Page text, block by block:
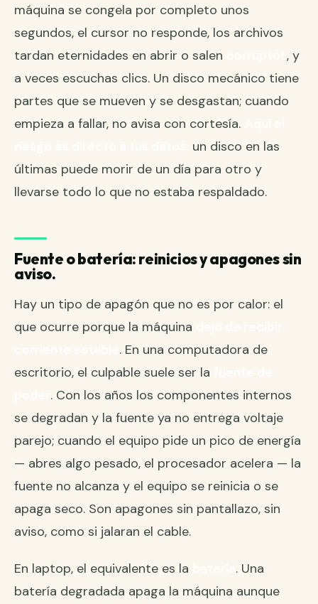
máquina se congela por completo unos
segundos, el cursor no responde, los archivos
tardan eternidades en abrir o salen
, y
a veces escuchas clics. Un disco mecánico tiene
partes que se mueven y se desgastan; cuando
empieza a fallar, no avisa con cortesía.
un disco en las
últimas puede morir de un día para otro y
llevarse todo lo que no estaba respaldado.
Fuente o batería: reinicios y apagones sin
aviso.
Hay un tipo de apagón que no es por calor: el
que ocurre porque la máquina
. En una computadora de
escritorio, el culpable suele ser la
. Con los años los componentes internos
se degradan y la fuente ya no entrega voltaje
parejo; cuando el equipo pide un pico de energía
— abres algo pesado, el procesador acelera — la
fuente no alcanza y el equipo se reinicia o se
apaga seco. Son apagones sin pantallazo, sin
aviso, como si jalaran el cable.
En laptop, el equivalente es la
. Una
batería degradada apaga la máquina aunque